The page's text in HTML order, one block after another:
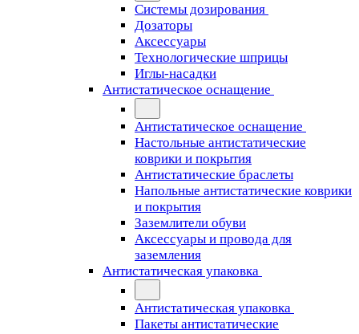
Системы дозирования
Дозаторы
Аксессуары
Технологические шприцы
Иглы-насадки
Антистатическое оснащение
Антистатическое оснащение
Настольные антистатические
коврики и покрытия
Антистатические браслеты
Напольные антистатические коврики
и покрытия
Заземлители обуви
Аксессуары и провода для
заземления
Антистатическая упаковка
Антистатическая упаковка
Пакеты антистатические